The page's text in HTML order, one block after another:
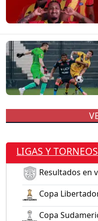
LIGAS Y
Resultados en
Copa
Copa